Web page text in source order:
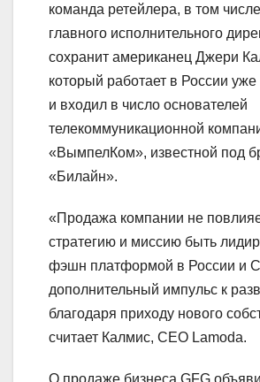
команда ретейлера, в том
главного исполнительного
сохранит американец Джери
который работает в России
и входил в число основателей
телекоммуникационной
«ВымпелКом», известной под
«Билайн».
«Продажа компании не
стратегию и миссию быть
фэшн платформой в России и
дополнительный импульс к
благодаря приходу нового
считает Калмис, CEO Lamoda.
О продаже бизнеса GFG